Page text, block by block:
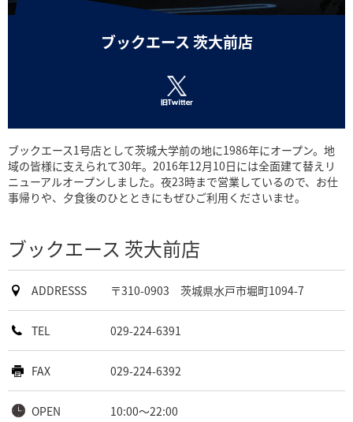
ブックエース 茨大前店
ブックエース1号店として茨城大学前の地に1986年にオープン。地
域の皆様に支えられて30年。2016年12月10日には全面建て替えリ
ニューアルオープンしました。夜23時まで営業しているので、お仕
事帰りや、夕食後のひとときにもぜひご利用くださいませ。
ブックエース 茨大前店
ADDRESSS 〒310-0903 茨城県水戸市堀町1094-7
TEL 029-224-6391
FAX 029-224-6392
OPEN 10:00～22:00